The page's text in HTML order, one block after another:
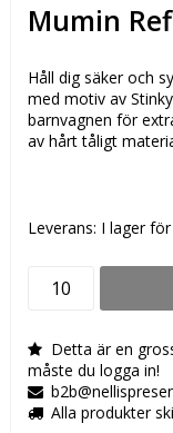
Mumin
Håll dig säker och
med motiv av
barnvagnen för
av hårt tåligt
Leverans: I lager
Detta är en
måste du logga in!
Alla produkter